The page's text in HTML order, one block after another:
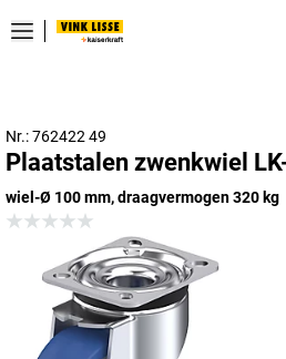
Nr.: 762422 49
Plaatstalen zwenkwiel
wiel-Ø 100 mm, draagvermogen 320 kg